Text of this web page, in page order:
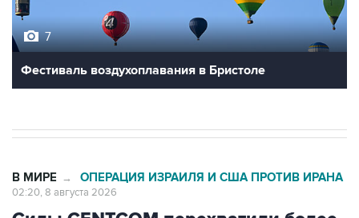
Фестиваль воздухоплавания в Бристоле
Силы CENTCOM перехватили более
50 торговых судов после